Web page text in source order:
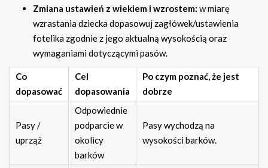
Zmiana ustawień z wiekiem i wzrostem: w miarę
wzrastania dziecka dopasowuj zagłówek/ustawienia
fotelika zgodnie z jego aktualną wysokością oraz
wymaganiami dotyczącymi pasów.
Co
dopasować
Cel
dopasowania
Po czym poznać, że jest
dobrze
Pasy /
uprząż
Odpowiednie
podparcie w
okolicy
barków
Pasy wychodzą na
wysokości barków.